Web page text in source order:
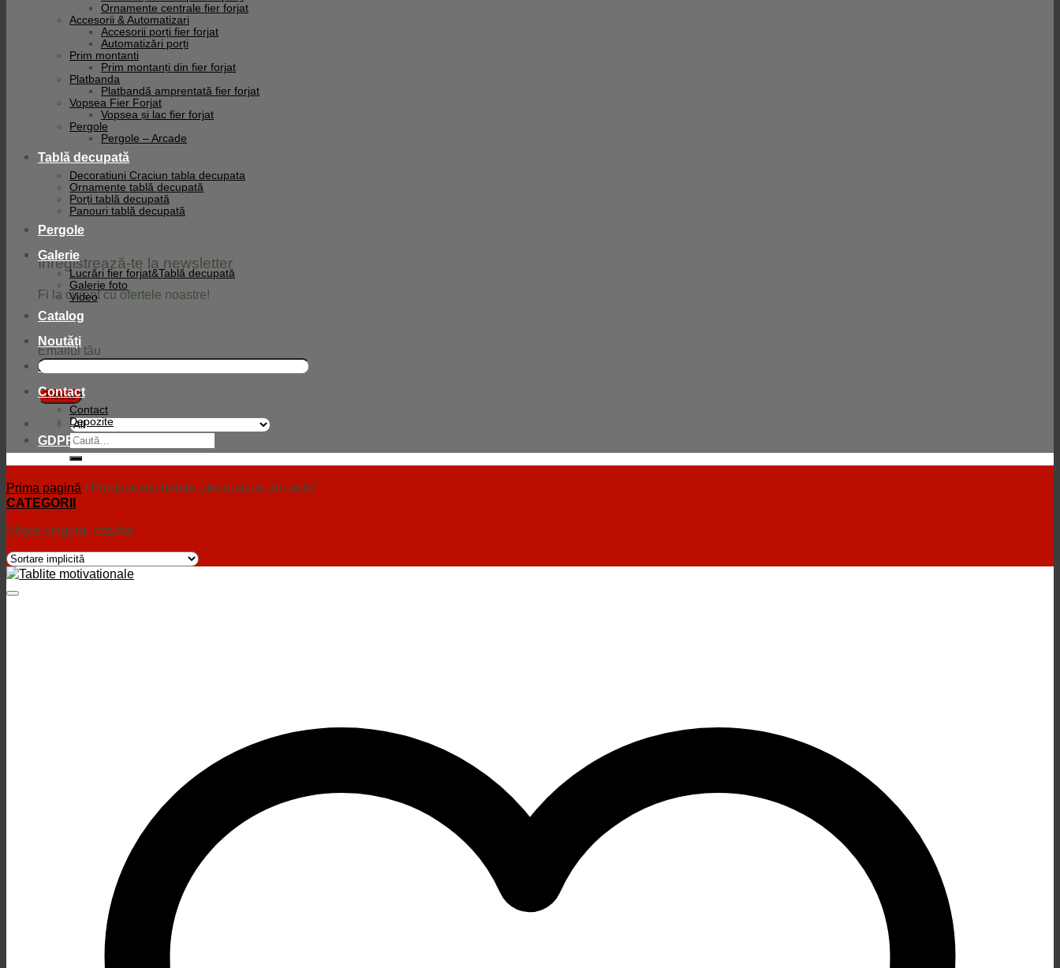
Înregistrează-te la newsletter
Fi la curent cu ofertele noastre!
Emailul tău
Caută
după:
Ornamente centrale fier forjat
Accesorii & Automatizari
Accesorii porți fier forjat
Automatizări porți
Prim montanti
Prim montanți din fier forjat
Platbanda
Platbandă amprentată fier forjat
Vopsea Fier Forjat
Vopsea și lac fier forjat
Pergole
Pergole – Arcade
Tablă decupată
Decoratiuni Craciun tabla decupata
Ornamente tablă decupată
Porți tablă decupată
Panouri tablă decupată
Pergole
Galerie
Lucrări fier forjat&Tablă decupată
Galerie foto
Video
Catalog
Noutăți
Compania
Contact
Contact
Depozite
GDPR
Prima pagină /Produse etichetate „decoratiuni din abla”
CATEGORII
Afișez singurul rezultat
Facebook